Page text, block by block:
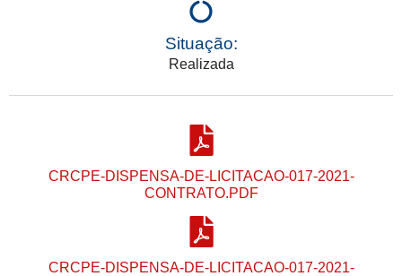
Situação:
Realizada
CRCPE-DISPENSA-DE-LICITACAO-017-2021-
CONTRATO.PDF
CRCPE-DISPENSA-DE-LICITACAO-017-2021-